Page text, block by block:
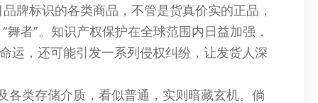
牌标识的各类商品，不管是货真价实的正品，
者”。知识产权保护在全球范围内日益加强，
运，还可能引发一系列侵权纠纷，让发货人深
各类存储介质，看似普通，实则暗藏玄机。倘